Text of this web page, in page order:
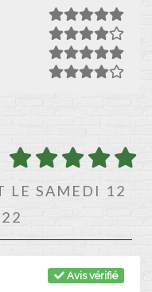
LE SAMEDI 12
Avis vérifié